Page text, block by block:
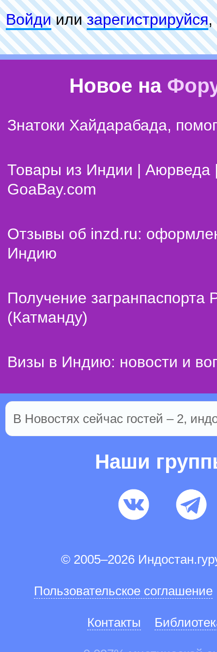
Войдиилизарeгиcтpируйся,
Новое на
Знатоки Хайдарабада,
Товары из Индии | Аюрведа
GoaBay.com
Отзывы об inzd.ru:
Индию
Получение
(Катманду)
Визы в Индию: новости и
В Новостях сейчас гостей – 2,
Наши
© 2005–2026
Пользовательское соглашение
Контакты